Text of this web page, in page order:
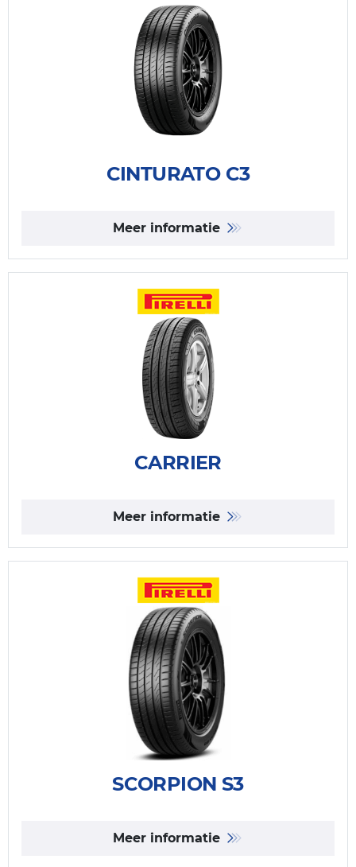
CINTURATO C3
Meer informatie
CARRIER
Meer informatie
SCORPION S3
Meer informatie